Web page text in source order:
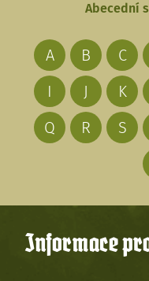
Abecední
A B C
I
J K
Q
R S
Informace